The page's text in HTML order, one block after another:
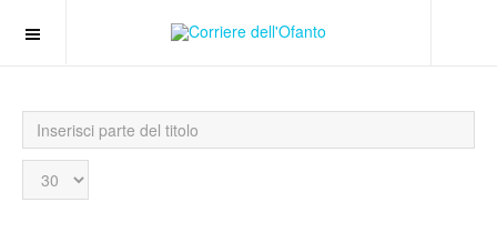
Inserisci
parte
del
titolo
Visualizza
n.